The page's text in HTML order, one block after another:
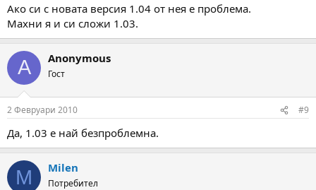
Ако си с новата версия 1.04 от нея е проблема.
Махни я и си сложи 1.03.
A Anonymous
Гост
2 Февруари 2010 #9
Да, 1.03 е най безпроблемна.
M Milen
Потребител